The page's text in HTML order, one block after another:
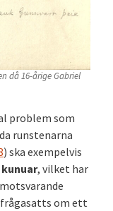
då 16-årige Gabriel
problem som
runstenarna
) ska exempelvis
kunuar, vilket har
om ett